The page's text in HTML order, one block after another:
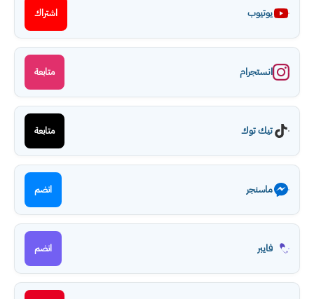
يوتيوب اشتراك
انستجرام متابعة
تيك توك متابعة
ماسنجر انضم
فايبر انضم